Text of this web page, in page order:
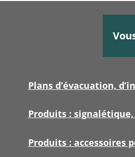
Plans d’évacuation,
Produits :
Produits : accessoires